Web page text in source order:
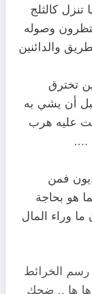
كالثلج
وصوله
والدائنين
تخترق
أن يشي به
عليه هرب
….
فمن
هو بحاجة
ما وراء المال
رسم الخرائط
ها ها .. ضحك